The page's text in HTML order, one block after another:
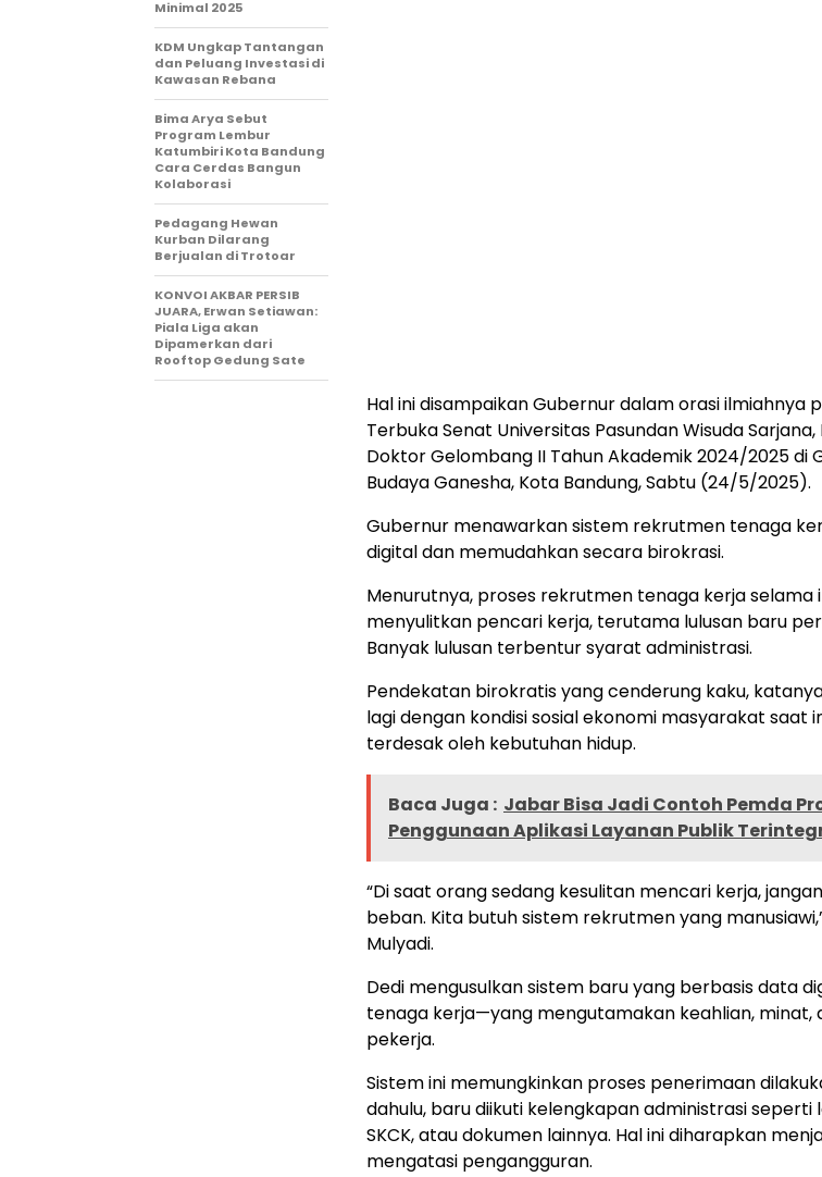
Hal ini disampaikan Gubernur dalam orasi ilmiahnya
Terbuka Senat Universitas Pasundan Wisuda
Doktor Gelombang II Tahun Akademik 2024/2025 di
Budaya Ganesha, Kota Bandung, Sabtu (24/5/2025).
Gubernur menawarkan sistem rekrutmen tenaga
digital dan memudahkan secara birokrasi.
Menurutnya, proses rekrutmen tenaga kerja selama
menyulitkan pencari kerja, terutama lulusan baru
Banyak lulusan terbentur syarat administrasi.
Pendekatan birokratis yang cenderung kaku,
lagi dengan kondisi sosial ekonomi masyarakat saat
terdesak oleh kebutuhan hidup.
Baca Juga : Jabar Bisa Jadi Contoh Pemda
Penggunaan Aplikasi Layanan Publik
“Di saat orang sedang kesulitan mencari kerja,
beban. Kita butuh sistem rekrutmen yang
Mulyadi.
Dedi mengusulkan sistem baru yang berbasis data
tenaga kerja—yang mengutamakan keahlian, minat,
pekerja.
Sistem ini memungkinkan proses penerimaan
dahulu, baru diikuti kelengkapan administrasi seperti
SKCK, atau dokumen lainnya. Hal ini diharapkan
mengatasi pengangguran.
Minimal 2025
KDM Ungkap Tantangan
dan Peluang Investasi di
Kawasan Rebana
Bima Arya Sebut
Program Lembur
Katumbiri Kota Bandung
Cara Cerdas Bangun
Kolaborasi
Pedagang Hewan
Kurban Dilarang
Berjualan di Trotoar
KONVOI AKBAR PERSIB
JUARA, Erwan Setiawan:
Piala Liga akan
Dipamerkan dari
Rooftop Gedung Sate